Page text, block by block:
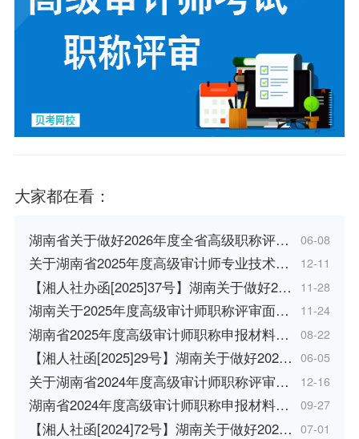
大家都在看：
湖南省关于做好2026年度全省高级职称评… 06-08
关于湖南省2025年度高级审计师专业技术… 12-11
【湘人社办函[2025]37号】湖南关于做好2… 11-28
湖南关于2025年度高级审计师职称评审面… 11-24
湖南省2025年度高级审计师职称申报材料… 08-22
【湘人社函[2025]29号】湖南关于做好202… 06-05
关于湖南省2024年度高级审计师职称评审… 12-16
湖南省2024年度高级审计师职称申报材料… 09-27
【湘人社函[2024]72号】湖南关于做好202… 07-01